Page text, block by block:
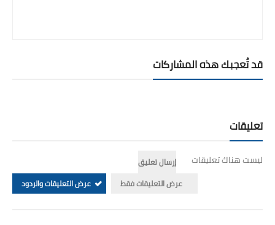
قد تُعجبك هذه المشاركات
تعليقات
ليست هناك تعليقات
إرسال تعليق
عرض التعليقات فقط
عرض التعليقات والردود